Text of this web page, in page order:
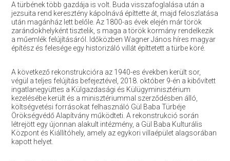
A türbének több gazdája is volt. Buda visszafoglalása után a
jezsuita rend keresztény kápolnává építtette át, majd feloszlatása
után magánház lett belőle. Az 1800-as évek elején már török
zarándokhelyként tisztelik, s maga a török kormány rendelkezik
a műemlék felújításáról. Időközben Wagner János híres magyar
építész és felesége egy historizáló villát építtetett a türbe köré.
A következő rekonstrukcióra az 1940-es években került sor,
végül a teljes felújítás befejeztével, 2018. október 9-én a kibővített
ingatlanegyüttes a Külgazdasági és Külügyminisztérium
kezelésébe került és a minisztériummal szerződésben álló,
költségvetési forrásokat felhasználó Gül Baba Türbéje
Örökségvédő Alapítvány működteti. A rekonstrukció során
létrejött egy újonnan alakult intézmény, a Gül Baba Kulturális
Központ és Kiállítóhely, amely az egykori villaépület alagsorában
kapott helyet.